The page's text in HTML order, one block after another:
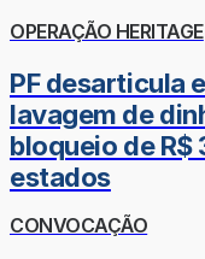
OPERAÇÃO HERITAGE
PF desarticula
lavagem de
bloqueio de R$
estados
CONVOCAÇÃO